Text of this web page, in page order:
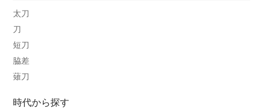
太刀
刀
短刀
脇差
薙刀
時代から探す